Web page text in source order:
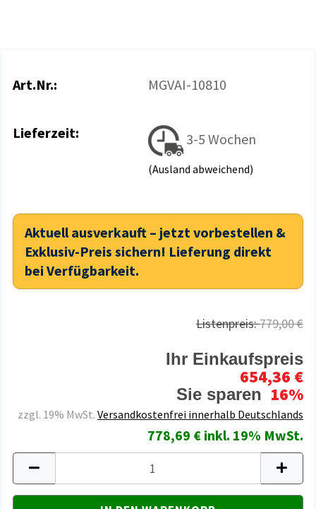
Art.Nr.: MGVAI-10810
Lieferzeit: 3-5 Wochen
(Ausland abweichend)
Aktuell ausverkauft – jetzt vorbestellen &
Exklusiv-Preis sichern! Lieferung direkt
bei Verfügbarkeit.
Listenpreis:779,00 €
Ihr Einkaufspreis
654,36 €
Sie sparen 16%
zzgl. 19% MwSt. Versandkostenfrei innerhalb Deutschlands
778,69 € inkl. 19% MwSt.